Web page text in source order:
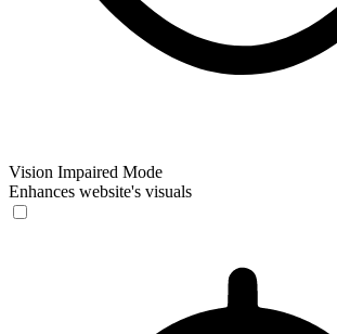
Vision Impaired Mode
Enhances website's visuals